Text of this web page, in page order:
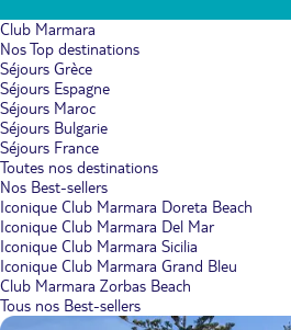
Club Marmara
Nos Top destinations
Séjours Grèce
Séjours Espagne
Séjours Maroc
Séjours Bulgarie
Séjours France
Toutes nos destinations
Nos Best-sellers
Iconique Club Marmara Doreta Beach
Iconique Club Marmara Del Mar
Iconique Club Marmara Sicilia
Iconique Club Marmara Grand Bleu
Club Marmara Zorbas Beach
Tous nos Best-sellers